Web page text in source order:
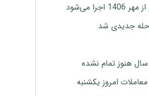
جدیدی شد
امروز یکشنبه